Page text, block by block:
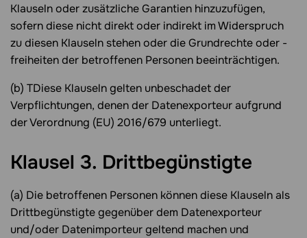
Klauseln oder zusätzliche Garantien hinzuzufügen,
sofern diese nicht direkt oder indirekt im Widerspruch
zu diesen Klauseln stehen oder die Grundrechte oder -
freiheiten der betroffenen Personen beeinträchtigen.
(b) TDiese Klauseln gelten unbeschadet der
Verpflichtungen, denen der Datenexporteur aufgrund
der Verordnung (EU) 2016/679 unterliegt.
Klausel 3. Drittbegünstigte
(a) Die betroffenen Personen können diese Klauseln als
Drittbegünstigte gegenüber dem Datenexporteur
und/oder Datenimporteur geltend machen und